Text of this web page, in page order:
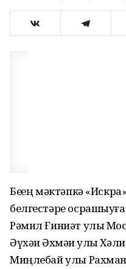
Беҙҙең мәктәпкә
белгестәре
Рәмил Ғиниәт улы
Әүхәҙи Әхмәҙи улы
Миңлебай улы